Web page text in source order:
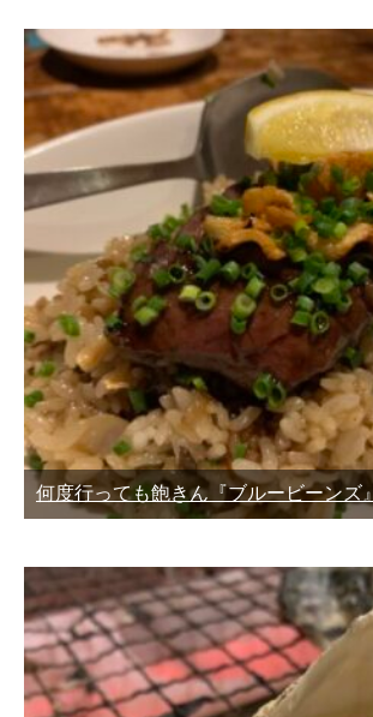
何度行っても飽きん『ブルービーンズ』